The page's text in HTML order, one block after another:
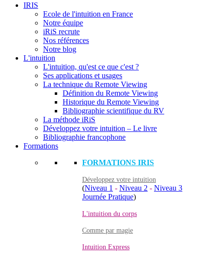
IRIS
Ecole de l'intuition en France
Notre équipe
iRiS recrute
Nos références
Notre blog
L'intuition
L'intuition, qu'est ce que c'est ?
Ses applications et usages
La technique du Remote Viewing
Définition du Remote Viewing
Historique du Remote Viewing
Bibliographie scientifique du RV
La méthode iRiS
Développez votre intuition – Le livre
Bibliographie francophone
Formations
FORMATIONS IRIS
Développez votre intuition
(Niveau 1 - Niveau 2 - Niveau 3
Journée Pratique)
L'intuition du corps
Comme par magie
Intuition Express